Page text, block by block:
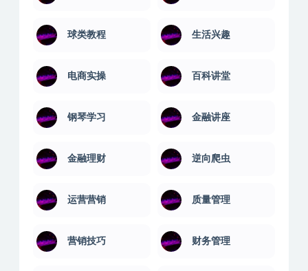
球类教程 生活兴趣
电商实操 百科讲堂
钢琴学习 金融讲座
金融理财 逆向爬虫
运营营销 质量管理
营销技巧 财务管理